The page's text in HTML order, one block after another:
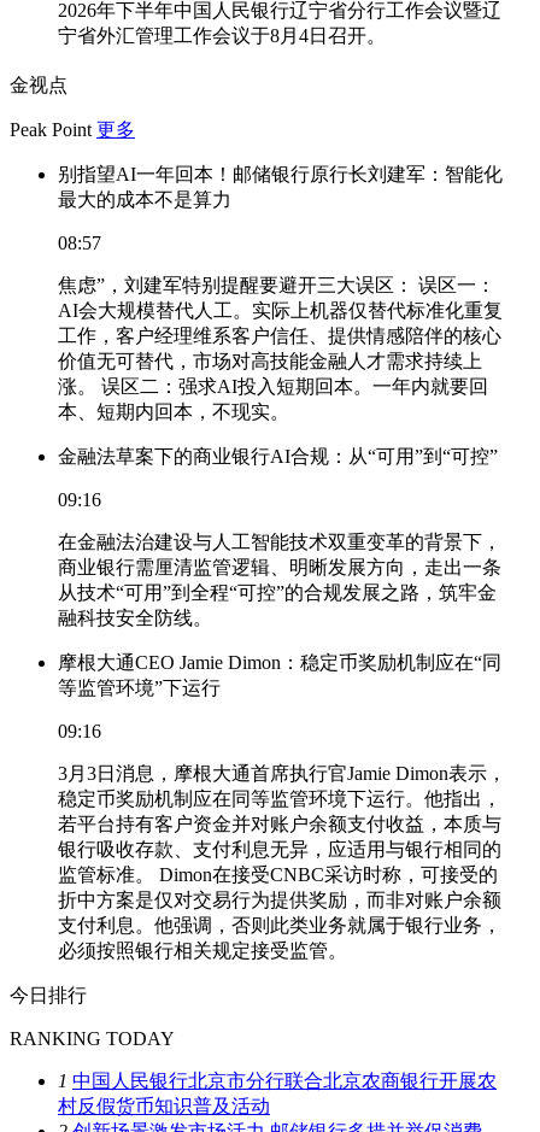
2026年下半年中国人民银行辽宁省分行工作会议暨辽
宁省外汇管理工作会议于8月4日召开。
金视点
Peak Point 更多
别指望AI一年回本！邮储银行原行长刘建军：智能化
最大的成本不是算力
08:57
焦虑”，刘建军特别提醒要避开三大误区： 误区一：
AI会大规模替代人工。实际上机器仅替代标准化重复
工作，客户经理维系客户信任、提供情感陪伴的核心
价值无可替代，市场对高技能金融人才需求持续上
涨。 误区二：强求AI投入短期回本。一年内就要回
本、短期内回本，不现实。
金融法草案下的商业银行AI合规：从“可用”到“可控”
09:16
在金融法治建设与人工智能技术双重变革的背景下，
商业银行需厘清监管逻辑、明晰发展方向，走出一条
从技术“可用”到全程“可控”的合规发展之路，筑牢金
融科技安全防线。
摩根大通CEO Jamie Dimon：稳定币奖励机制应在“同
等监管环境”下运行
09:16
3月3日消息，摩根大通首席执行官Jamie Dimon表示，
稳定币奖励机制应在同等监管环境下运行。他指出，
若平台持有客户资金并对账户余额支付收益，本质与
银行吸收存款、支付利息无异，应适用与银行相同的
监管标准。 Dimon在接受CNBC采访时称，可接受的
折中方案是仅对交易行为提供奖励，而非对账户余额
支付利息。他强调，否则此类业务就属于银行业务，
必须按照银行相关规定接受监管。
今日排行
RANKING TODAY
1 中国人民银行北京市分行联合北京农商银行开展农
村反假货币知识普及活动